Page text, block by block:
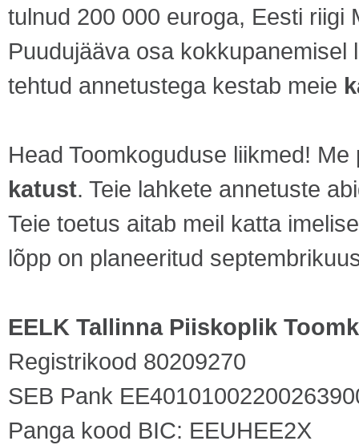
tulnud 200 000 euroga, Eesti riigi
Puudujääva osa
tehtud annetustega kestab meie
Head Toomkoguduse liikmed!
katust. Teie lahkete annetuste
Teie toetus aitab meil katta
lõpp on planeeritud
EELK Tallinna Piiskoplik
Registrikood 80209270
SEB Pank
Panga kood BIC: EEUHEE2X